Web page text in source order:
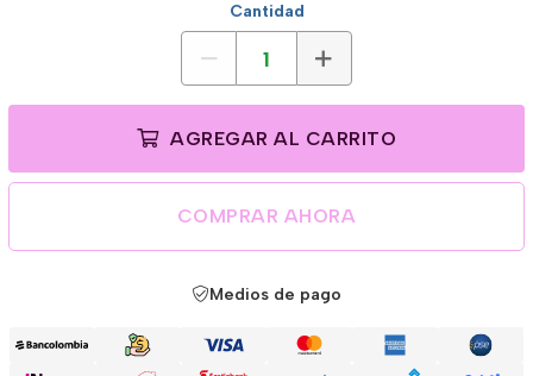
Cantidad
AGREGAR AL CARRITO
COMPRAR AHORA
Medios de pago